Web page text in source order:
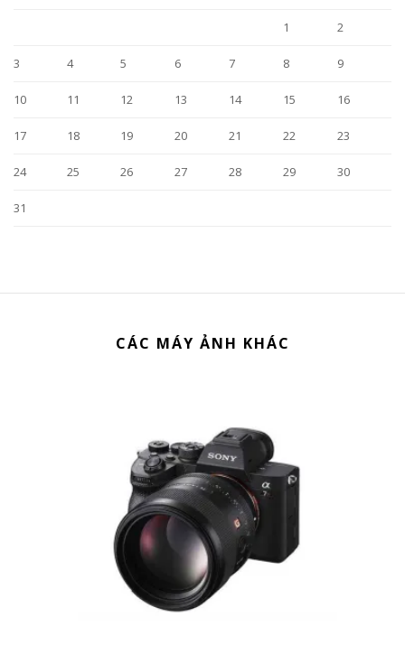
1 2
3 4 5 6 7 8 9
10 11 12 13 14 15 16
17 18 19 20 21 22 23
24 25 26 27 28 29 30
31
CÁC MÁY ẢNH KHÁC